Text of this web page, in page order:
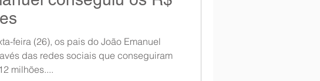
da ASAGOL Entrevista
Notícias
feira (26), os pais do João Emanuel
das redes sociais que conseguiram
milhões....